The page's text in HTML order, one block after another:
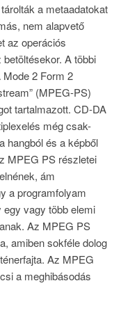
a metaadatokat
nem alapvető
az operációs
A többi
2 Form 2
(MPEG-PS)
tartalmazott. CD-DA
még csak-
hangból és a képből
MPEG PS részletei
ám
a programfolyam
vagy több elemi
Az MPEG PS
amiben sokféle dolog
Az MPEG
a meghibásodás